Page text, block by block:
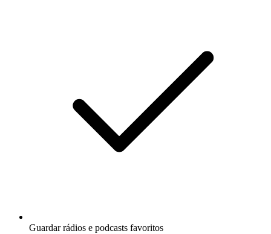
Guardar rádios e podcasts favoritos